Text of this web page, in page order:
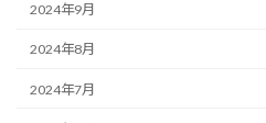
2024年9月
2024年8月
2024年7月